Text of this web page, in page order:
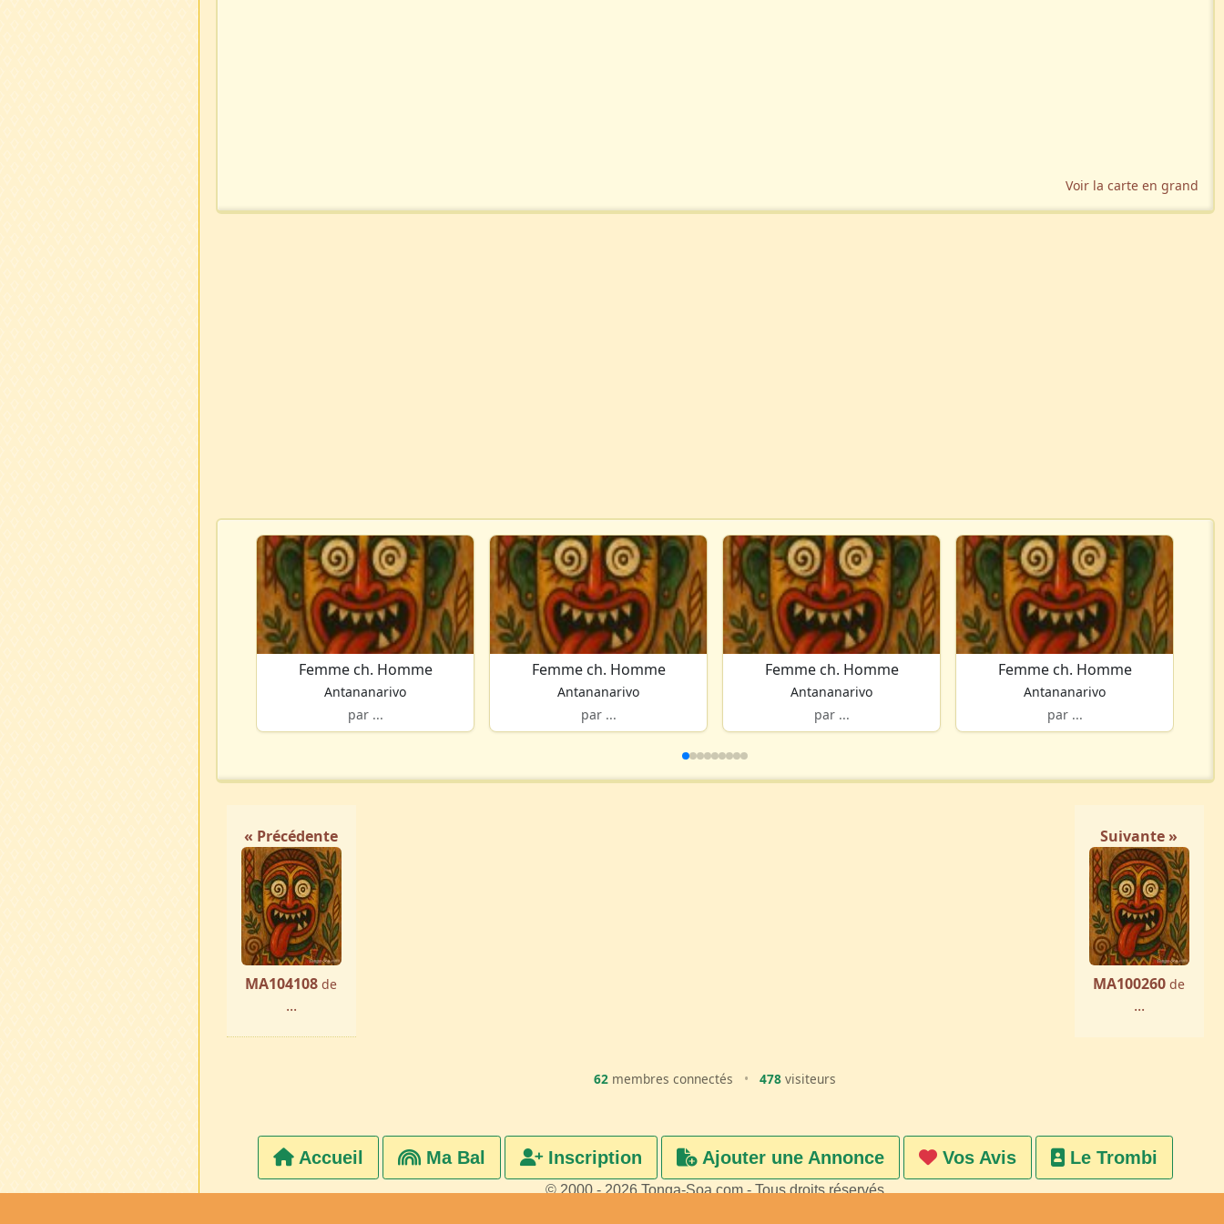
Voir la carte en grand
Femme ch. Homme
Antananarivo
par ...
Femme ch. Homme
Antananarivo
par ...
Femme ch. Homme
Antananarivo
par ...
Femme ch. Homme
Antananarivo
par ...
« Précédente
MA104108 de
...
Suivante »
MA100260 de
...
62 membres connectés • 478 visiteurs
Accueil Ma Bal Inscription Ajouter une Annonce Vos Avis Le Trombi
© 2000 - 2026 Tonga-Soa.com - Tous droits réservés